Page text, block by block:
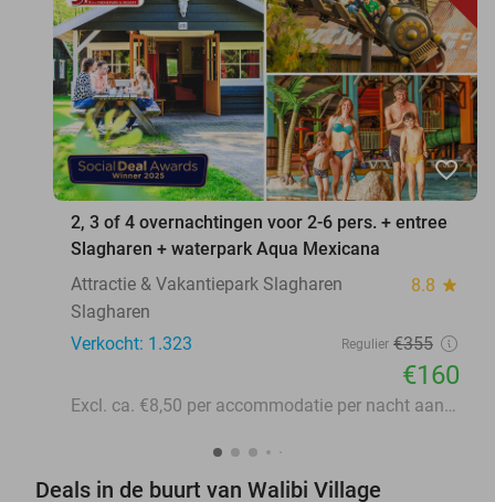
favorite_border
2, 3 of 4 overnachtingen voor 2-6 pers. + entree
Slagharen + waterpark Aqua Mexicana
Attractie & Vakantiepark Slagharen
8.8 star
Slagharen
Verkocht: 1.323
Regulier €355
€160
Excl. ca. €8,50 per accommodatie per nacht aan lokale heffingen
Deals in de buurt van Walibi Village